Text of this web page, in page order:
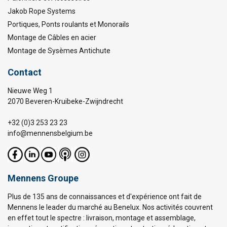
Jakob Rope Systems
Portiques, Ponts roulants et Monorails
Montage de Câbles en acier
Montage de Sysèmes Antichute
Contact
Nieuwe Weg 1
2070 Beveren-Kruibeke-Zwijndrecht
+32 (0)3 253 23 23
info@mennensbelgium.be
Mennens Groupe
Plus de 135 ans de connaissances et d'expérience ont fait de
Mennens le leader du marché au Benelux. Nos activités couvrent
en effet tout le spectre : livraison, montage et assemblage,